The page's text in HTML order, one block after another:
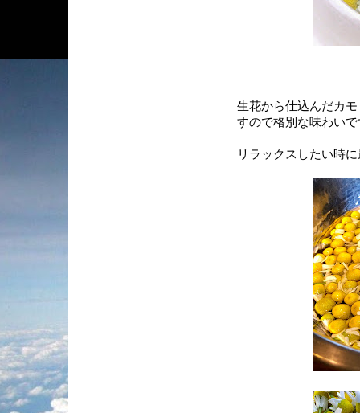
生花から仕込んだカ
すので格別な味わいで
リラックスしたい時